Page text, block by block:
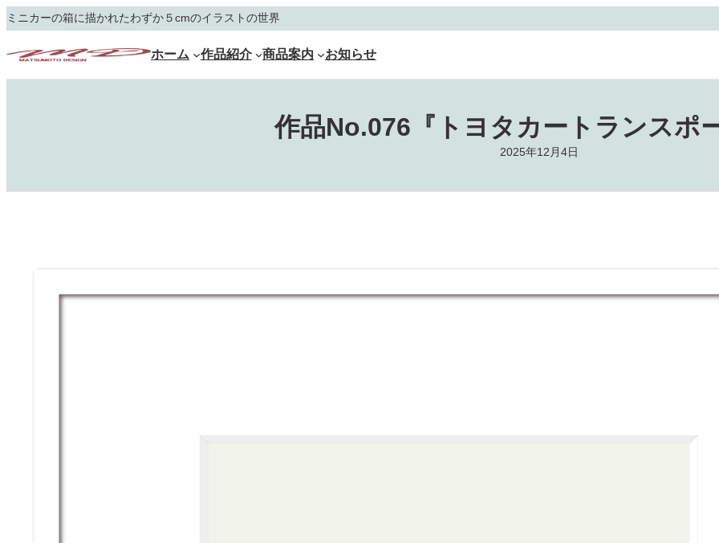
内
容
キ
ミニカーの箱に描かれたわずか５cmのイラストの世界
ホーム 作品紹介 商品案内 お知らせ
作品No.076『トヨタカートランスポ
2025年12月4日